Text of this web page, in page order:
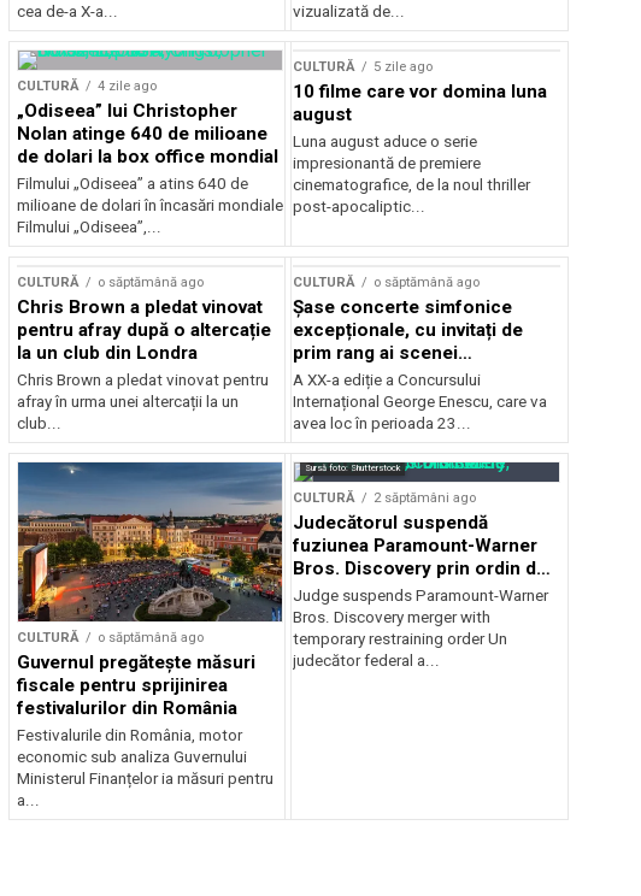
Bucuresti
cea de-a X-a...
vizualizată de...
CULTURĂ 4 zile ago
„Odiseea” lui Christopher
Nolan atinge 640 de milioane
de dolari la box office mondial
Filmului „Odiseea” a atins 640 de
milioane de dolari în încasări mondiale
Filmului „Odiseea”,...
CULTURĂ 5 zile ago
10 filme care vor domina luna
august
Luna august aduce o serie
impresionantă de premiere
cinematografice, de la noul thriller
post-apocaliptic...
CULTURĂ o săptămână ago
Chris Brown a pledat vinovat
pentru afray după o altercație
la un club din Londra
Chris Brown a pledat vinovat pentru
afray în urma unei altercații la un
club...
CULTURĂ o săptămână ago
Șase concerte simfonice
excepționale, cu invitați de
prim rang ai scenei
internaționale și ansambluri
orchestrale românești de
prestigiu, în programul
Concursului Enescu 2026
A XX-a ediție a Concursului
Internațional George Enescu, care va
avea loc în perioada 23...
CULTURĂ o săptămână ago
Guvernul pregătește măsuri
fiscale pentru sprijinirea
festivalurilor din România
Festivalurile din România, motor
economic sub analiza Guvernului
Ministerul Finanțelor ia măsuri pentru
a...
Sursă foto: Shutterstock
CULTURĂ 2 săptămâni ago
Judecătorul suspendă
fuziunea Paramount-Warner
Bros. Discovery prin ordin de
restricție temporară
Judge suspends Paramount-Warner
Bros. Discovery merger with
temporary restraining order Un
judecător federal a...